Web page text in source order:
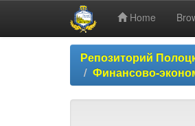
Home
Репозиторий
Финансово-